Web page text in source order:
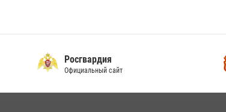
Росгвардия
Официальный сайт